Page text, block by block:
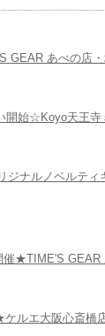
GEAR あべの店
開始☆Koyo天王寺
ジナルノベルテ
催★TIME'S GEAR
ルエ大阪心斎橋